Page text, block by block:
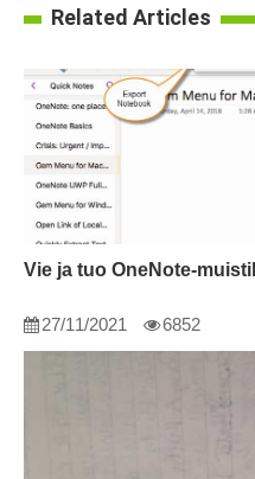
Related Articles
Vie ja tuo OneNote-
27/11/2021 6852